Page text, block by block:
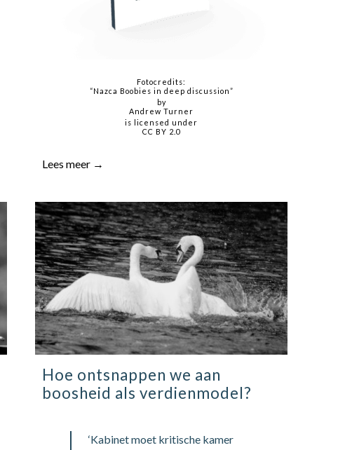
Fotocredits:
“Nazca Boobies in deep discussion”
by
Andrew Turner
is licensed under
CC BY 2.0
Lees meer →
Hoe ontsnappen we aan
boosheid als verdienmodel?
‘Kabinet moet kritische kamer